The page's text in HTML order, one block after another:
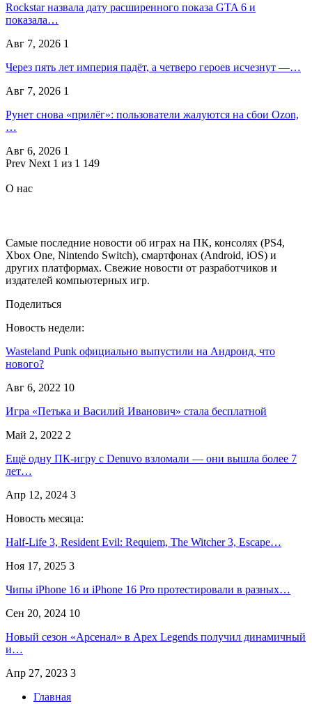
Rockstar назвала дату расширенного показа GTA 6 и
показала…
Авг 7, 2026 1
Через пять лет империя падёт, а четверо героев исчезнут —…
Авг 7, 2026 1
Рунет снова «прилёг»: пользователи жалуются на сбои Ozon,
…
Авг 6, 2026 1
Prev Next 1 из 1 149
О нас
Самые последние новости об играх на ПК, консолях (PS4,
Xbox One, Nintendo Switch), смартфонах (Android, iOS) и
других платформах. Свежие новости от разработчиков и
издателей компьютерных игр.
Поделиться
Новость недели:
Wasteland Punk официально выпустили на Андроид, что
нового?
Авг 6, 2022 10
Игра «Петька и Василий Иванович» стала бесплатной
Май 2, 2022 2
Ещё одну ПК-игру с Denuvo взломали — они вышла более 7
лет…
Апр 12, 2024 3
Новость месяца:
Half-Life 3, Resident Evil: Requiem, The Witcher 3, Escape…
Ноя 17, 2025 3
Чипы iPhone 16 и iPhone 16 Pro протестировали в разных…
Сен 20, 2024 10
Новый сезон «Арсенал» в Apex Legends получил динамичный
и…
Апр 27, 2023 3
Главная